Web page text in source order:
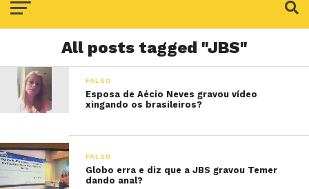
All posts tagged "JBS"
FALSO
Esposa de Aécio Neves gravou vídeo
xingando os brasileiros?
FALSO
Globo erra e diz que a JBS gravou Temer
dando anal?